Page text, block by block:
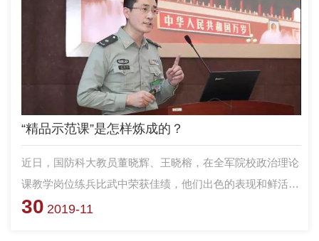
“精品示范课”是怎样炼成的？
近日，国防科大教员董晓辉、王晓榕，在全军院校政治理论
课教学岗位练兵比武中荣获佳绩，他们出色的表现和鲜活的
课堂背后，又经历了怎样的追问探索和披荆斩棘呢？
30 2019-11